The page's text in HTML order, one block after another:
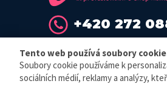
+420 272
Tento web používá soubory
Soubory cookie používáme k
sociálních médií, reklamy a analýzy,